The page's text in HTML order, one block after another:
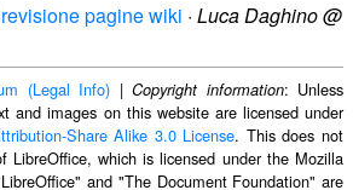
pagine wiki · Luca Daghino @
(Legal Info) |Copyright information: Unless
and images on this website are licensed under
Share Alike 3.0 License. This does not
LibreOffice, which is licensed under the Mozilla
and "The Document Foundation" are